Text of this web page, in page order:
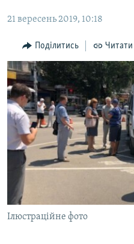
Перейти
пошуку
ПОГЛЯД
ІНТЕРВ'Ю
ВСЕ ЗА ДЕНЬ
СПЕЦПРОЕКТИ
ДЕПОРТАЦІЯ
ВІДЕОУРОКИ «ELIFBE»
СВІДЧЕННЯ ОКУПАЦІЇ
УКРАЇНСЬКА ПРОБЛЕМА КРИМУ
ІНФОГРАФІКА
ЯК ОБІЙТИ БЛОКУВАННЯ
Русский
Qırımtatar
ДОЛУЧАЙСЯ!
21 вересень 2019, 10:18
Поділитись Читати
Ілюстраційне фото